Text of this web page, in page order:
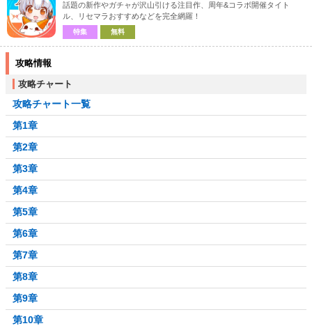
話題の新作やガチャが沢山引ける注目作、周年&コラボ開催タイト
ル、リセマラおすすめなどを完全網羅！
特集 無料
攻略情報
攻略チャート
攻略チャート一覧
第1章
第2章
第3章
第4章
第5章
第6章
第7章
第8章
第9章
第10章